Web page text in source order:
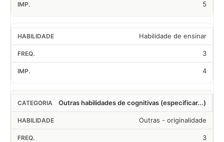
5
Habilidade de ensinar
3
4
Outras habilidades de cognitivas (especificar...)
Outras - originalidade
3